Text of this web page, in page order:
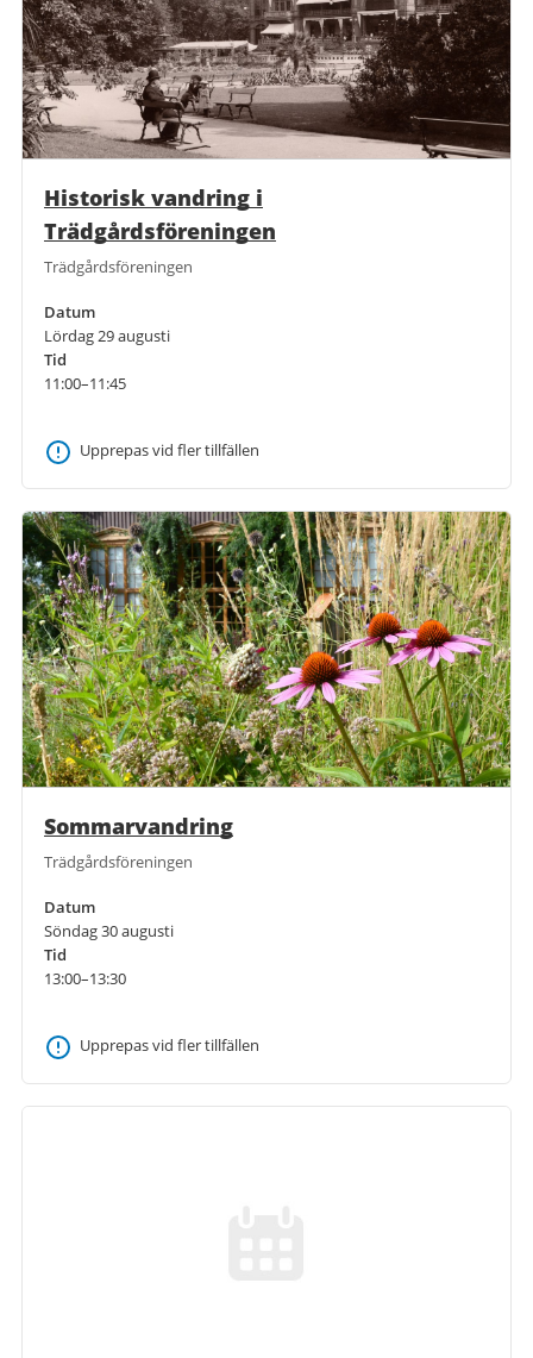
Historisk vandring i
Trädgårdsföreningen
Trädgårdsföreningen
Datum
Lördag 29 augusti
Tid
11:00–11:45
Upprepas vid fler tillfällen
Sommarvandring
Trädgårdsföreningen
Datum
Söndag 30 augusti
Tid
13:00–13:30
Upprepas vid fler tillfällen